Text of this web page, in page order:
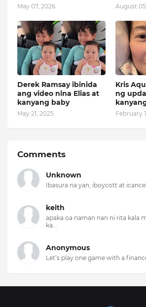
May 07, 2026 August
Derek Ramsay ibinida
ang video nina Elias at
kanyang baby
May 21, 2025
Kris
ng
February
Comments
Unknown
Ibasura na yan, iboycott at
keith
apaka oa naman nan ni rita kala
ka...
Anonymous
Let’s play one game with a